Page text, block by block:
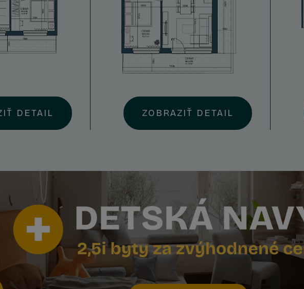
DETAIL ZOBRAZIŤ DETAIL